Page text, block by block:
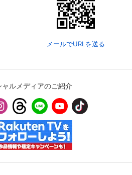
メールでURLを送る
ルメディアのご紹介